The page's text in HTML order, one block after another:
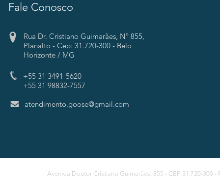
Fale Conosco
Rua Dr. Cristiano Guimarães, Nº 855,
Planalto - Cep: 31.720-300 - Belo
Horizonte / MG
+55 31 3491-5620
+55 31 98832-7557
atendimento.goose@gmail.com
Avenida Doutor Cristiano Guimarães, 855 - CEP. 31.720-300